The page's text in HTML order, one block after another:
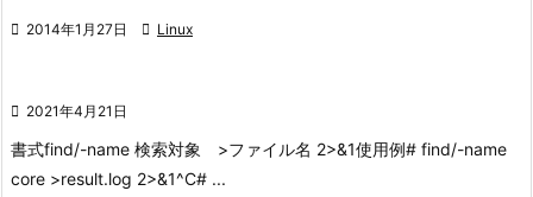
 2014年1月27日  Linux
 2021年4月21日
書式find/-name 検索対象 >ファイル名 2>&1使用例# find/-name
core >result.log 2>&1^C# ...